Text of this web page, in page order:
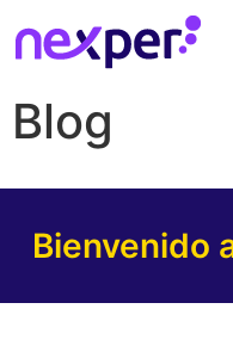
Blog
Bienvenido